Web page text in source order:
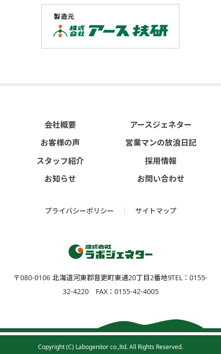
会社概要
アースジェネター
お客様の声
営業マンの放浪日記
スタッフ紹介
採用情報
お知らせ
お問い合わせ
プライバシーポリシー サイトマップ
〒080-0106 北海道河東郡⾳更町東通20丁⽬2番地9TEL：0155-
32-4220 FAX：0155-42-4005
Copyright (C) Labogenitor co.,ltd. All Rights Reserved.